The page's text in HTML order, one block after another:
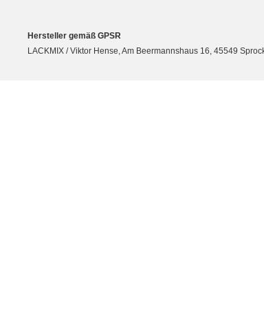
Hersteller gemäß GPSR
LACKMIX / Viktor Hense, Am Beermannshaus 16, 45549